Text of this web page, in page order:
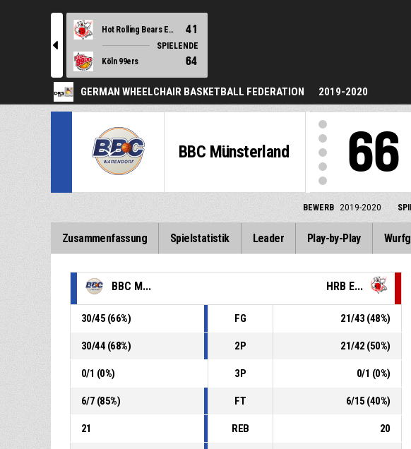
l
Hot Rolling Bears Essen 1 41
SPIELENDE
Köln 99ers
64
GERMAN WHEELCHAIR BASKETBALL FEDERATION 2019-2020
BBC Münsterland 66
BEWERB 2019-2020
Zusammenfassung Spielstatistik Leader Play-by-Play
BBC M... HRB E...
30/45 (66%) FG 21/43 (48%)
30/44 (68%) 2P 21/42 (50%)
0/1 (0%) 3P 0/1 (0%)
6/7 (85%) FT 6/15 (40%)
21 REB 20